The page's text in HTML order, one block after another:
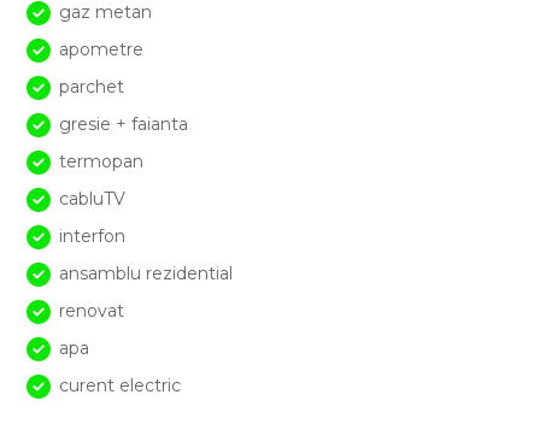
gaz metan
apometre
parchet
gresie + faianta
termopan
cabluTV
interfon
ansamblu rezidential
renovat
apa
curent electric